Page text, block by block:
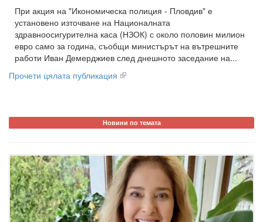
При акция на "Икономическа полиция - Пловдив" е
установено източване на Националната
здравноосигурителна каса (НЗОК) с около половин милион
евро само за година, съобщи министърът на вътрешните
работи Иван Демерджиев след днешното заседание на...
Прочети цялата публикация
Новини по темата